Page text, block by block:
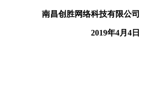
南昌创胜网络科技有限公司
2019年4月4日